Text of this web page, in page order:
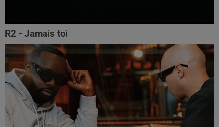
R2 - Jamais toi